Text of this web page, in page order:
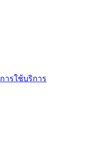
ารใช้บริการ